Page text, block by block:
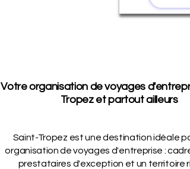
Votre organisation de voyages
Tropez et partout ailleurs
Saint-Tropez est une destination idéale
organisation de voyages d'entreprise :
prestataires d'exception et un territoire